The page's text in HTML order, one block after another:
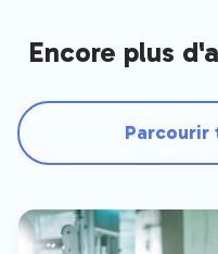
Encore plus
Parcourir